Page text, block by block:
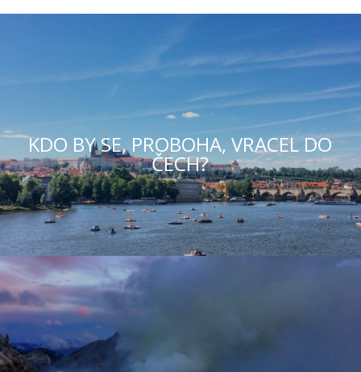
KDO BY SE, PROBOHA, VRACEL DO
ČECH?